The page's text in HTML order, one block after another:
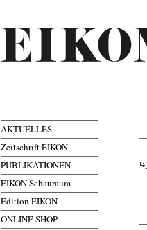
AKTUELLES
Zeitschrift EIKON
PUBLIKATIONEN
EIKON Schauraum
Edition EIKON
ONLINE SHOP